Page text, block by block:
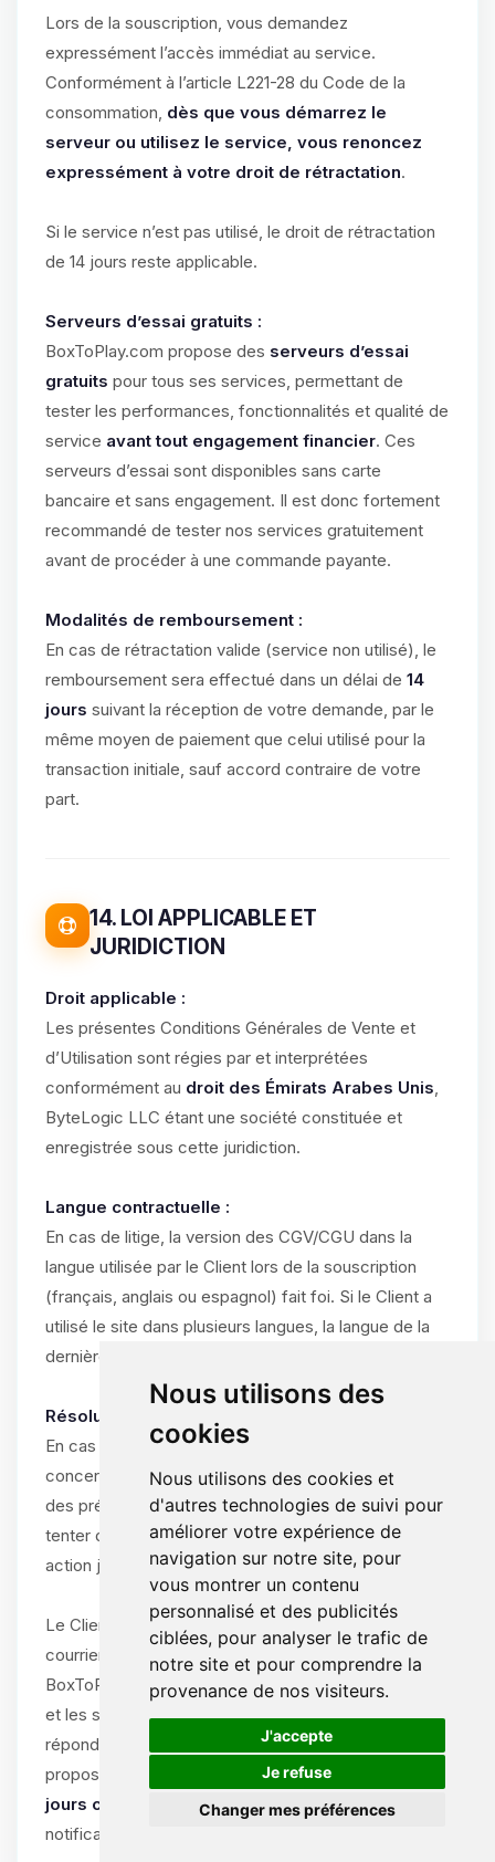
Nous utilisons des
cookies
Nous utilisons des cookies et
d'autres technologies de suivi pour
améliorer votre expérience de
navigation sur notre site, pour
vous montrer un contenu
personnalisé et des publicités
ciblées, pour analyser le trafic de
notre site et pour comprendre la
provenance de nos visiteurs.
J'accepte
Je refuse
Changer mes préférences
Lors de la souscription, vous demandez
expressément l’accès immédiat au service.
Conformément à l’article L221-28 du Code de la
consommation, dès que vous démarrez le
serveur ou utilisez le service, vous renoncez
expressément à votre droit de rétractation.
Si le service n’est pas utilisé, le droit de rétractation
de 14 jours reste applicable.
Serveurs d’essai gratuits :
BoxToPlay.com propose des serveurs d’essai
gratuits pour tous ses services, permettant de
tester les performances, fonctionnalités et qualité de
service avant tout engagement financier. Ces
serveurs d’essai sont disponibles sans carte
bancaire et sans engagement. Il est donc fortement
recommandé de tester nos services gratuitement
avant de procéder à une commande payante.
Modalités de remboursement :
En cas de rétractation valide (service non utilisé), le
remboursement sera effectué dans un délai de 14
jours suivant la réception de votre demande, par le
même moyen de paiement que celui utilisé pour la
transaction initiale, sauf accord contraire de votre
part.
14. LOI APPLICABLE ET
JURIDICTION
Droit applicable :
Les présentes Conditions Générales de Vente et
d’Utilisation sont régies par et interprétées
conformément au droit des Émirats Arabes Unis,
ByteLogic LLC étant une société constituée et
enregistrée sous cette juridiction.
Langue contractuelle :
En cas de litige, la version des CGV/CGU dans la
langue utilisée par le Client lors de la souscription
(français, anglais ou espagnol) fait foi. Si le Client a
utilisé le site dans plusieurs langues, la langue de la
dernière commande validée prévaut.
Résolution amiable obligatoire :
En cas de différend entre le Client et ByteLogic
concernant l’interprétation, l’exécution ou la résiliation
des présentes CGV/CGU, les parties s’engagent à
tenter de résoudre le litige à l’amiable avant toute
action judiciaire.
Le Client doit notifier le litige par écrit (e-mail ou
courrier recommandé) au support de
BoxToPlay.com, en décrivant la nature du différend
et les solutions souhaitées. ByteLogic s’engage à
répondre dans un délai de
15 jours ouvrables
proposer une solution amiable dans un délai de
jours calendaires
à compter de la réception de la
notification.
🍪